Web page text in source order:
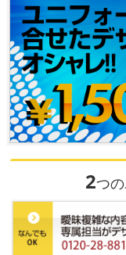
2つ